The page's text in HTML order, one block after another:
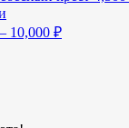
– 10,000 ₽